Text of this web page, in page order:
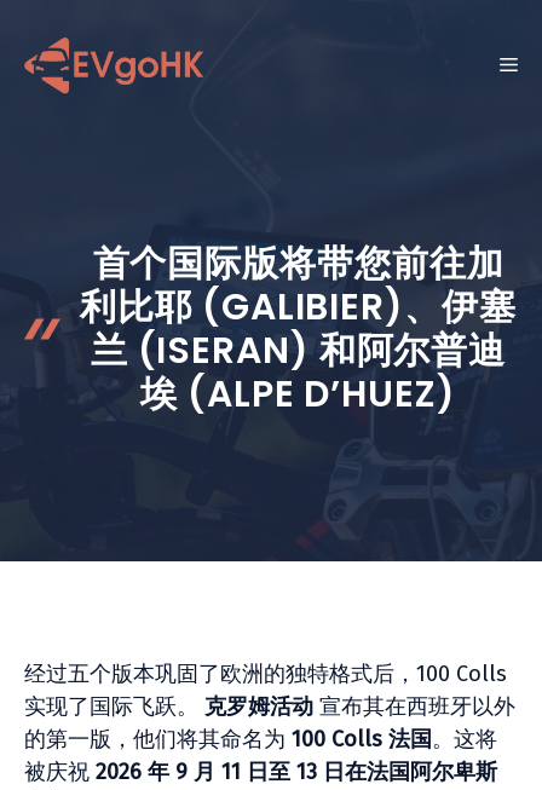
菜
首个国际版将带您前往加
利比耶 (GALIBIER)、伊塞
兰 (ISERAN) 和阿尔普迪
埃 (ALPE D’HUEZ)
经过五个版本巩固了欧洲的独特格式后，100 Colls
实现了国际飞跃。 克罗姆活动 宣布其在西班牙以外
的第一版，他们将其命名为 100 Colls 法国。这将
被庆祝 2026 年 9 月 11 日至 13 日在法国阿尔卑斯